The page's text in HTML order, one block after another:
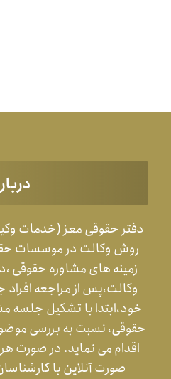
دفتر حقوقی معز (خدمات
روش وکالت در موسسات
زمینه های مشاوره حقوقی
وکالت،پس از مراجعه
خود،ابتدا با تشکیل جلسه
حقوقی، نسبت به بررسی
اقدام می نماید. در صورت
صورت آنلاین با